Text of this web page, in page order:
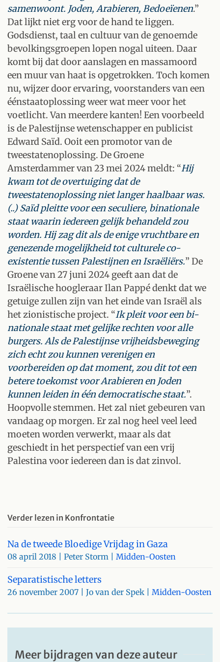
samenwoont. Joden, Arabieren, Bedoeïenen.”
Dat lijkt niet erg voor de hand te liggen.
Godsdienst, taal en cultuur van de genoemde
bevolkingsgroepen lopen nogal uiteen. Daar
komt bij dat door aanslagen en massamoord
een muur van haat is opgetrokken. Toch komen
nu, wijzer door ervaring, voorstanders van een
éénstaatoplossing weer wat meer voor het
voetlicht. Van meerdere kanten! Een voorbeeld
is de Palestijnse wetenschapper en publicist
Edward Saïd. Ooit een promotor van de
tweestatenoplossing. De Groene
Amsterdammer van 23 mei 2024 meldt: “Hij
kwam tot de overtuiging dat de
tweestatenoplossing niet langer haalbaar was.
(..) Saïd pleitte voor een seculiere, binationale
staat waarin iedereen gelijk behandeld zou
worden. Hij zag dit als de enige vruchtbare en
genezende mogelijkheid tot culturele co-
existentie tussen Palestijnen en Israëliërs.” De
Groene van 27 juni 2024 geeft aan dat de
Israëlische hoogleraar Ilan Pappé denkt dat we
getuige zullen zijn van het einde van Israël als
het zionistische project. “Ik pleit voor een bi-
nationale staat met gelijke rechten voor alle
burgers. Als de Palestijnse vrijheidsbeweging
zich echt zou kunnen verenigen en
voorbereiden op dat moment, zou dit tot een
betere toekomst voor Arabieren en Joden
kunnen leiden in één democratische staat.”.
Hoopvolle stemmen. Het zal niet gebeuren van
vandaag op morgen. Er zal nog heel veel leed
moeten worden verwerkt, maar als dat
geschiedt in het perspectief van een vrij
Palestina voor iedereen dan is dat zinvol.
Verder lezen in Konfrontatie
Na de tweede Bloedige Vrijdag in Gaza
08 april 2018 | Peter Storm | Midden-Oosten
Separatistische letters
26 november 2007 | Jo van der Spek | Midden-Oosten
Meer bijdragen van deze auteur